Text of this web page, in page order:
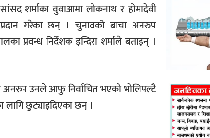
शर्माका वुवाआमा लोकनाथ र होमादेवी
प्रदान गरेका छन् । चुनावको बाचा अनरुप
प्रवन्ध निर्देशक इन्दिरा शर्माले बताइन् ।
अनरुप उनले आफु निर्वाचित भएको भोलिपल्टै
लागि छुट्याइदिएका छन् ।